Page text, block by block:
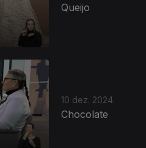
Queijo
10 dez. 2024
Chocolate